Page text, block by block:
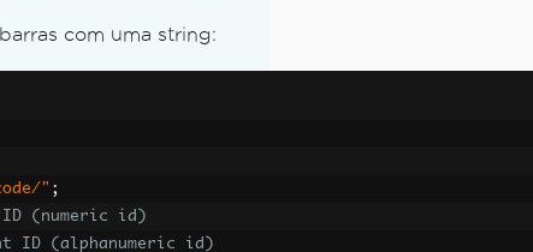
com uma string:
" ;
(numeric id)
ID (alphanumeric id)